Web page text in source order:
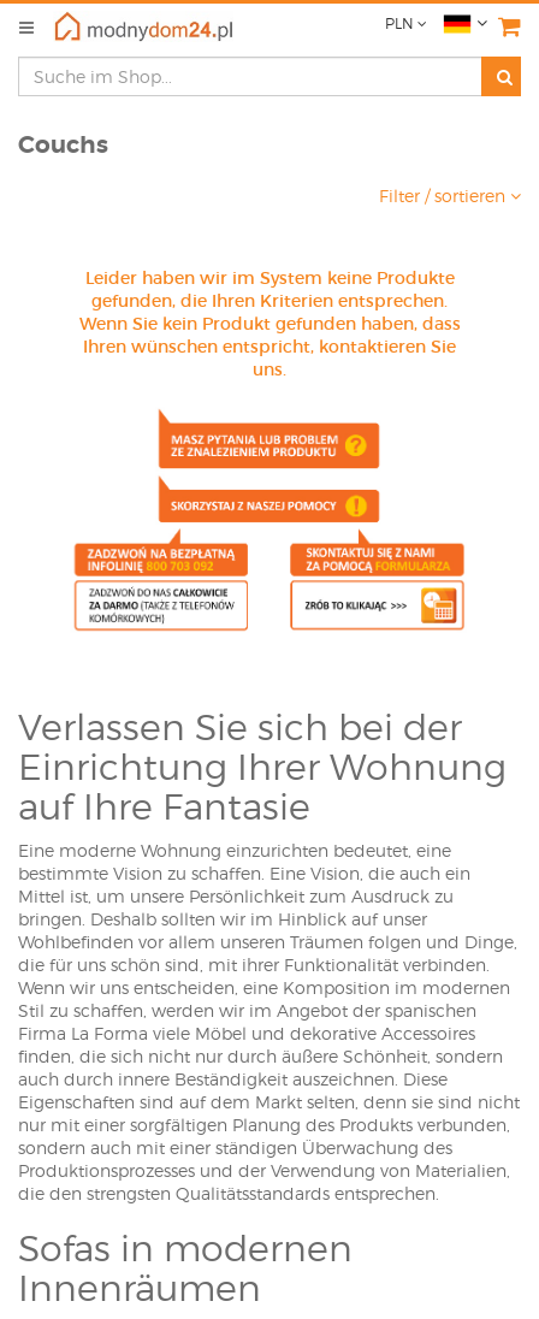
PLN
Couchs
Filter / sortieren
Leider haben wir im System keine Produkte
gefunden, die Ihren Kriterien entsprechen.
Wenn Sie kein Produkt gefunden haben, dass
Ihren wünschen entspricht, kontaktieren Sie
uns.
Verlassen Sie sich bei der
Einrichtung Ihrer Wohnung
auf Ihre Fantasie
Eine moderne Wohnung einzurichten bedeutet, eine
bestimmte Vision zu schaffen. Eine Vision, die auch ein
Mittel ist, um unsere Persönlichkeit zum Ausdruck zu
bringen. Deshalb sollten wir im Hinblick auf unser
Wohlbefinden vor allem unseren Träumen folgen und Dinge,
die für uns schön sind, mit ihrer Funktionalität verbinden.
Wenn wir uns entscheiden, eine Komposition im modernen
Stil zu schaffen, werden wir im Angebot der spanischen
Firma La Forma viele Möbel und dekorative Accessoires
finden, die sich nicht nur durch äußere Schönheit, sondern
auch durch innere Beständigkeit auszeichnen. Diese
Eigenschaften sind auf dem Markt selten, denn sie sind nicht
nur mit einer sorgfältigen Planung des Produkts verbunden,
sondern auch mit einer ständigen Überwachung des
Produktionsprozesses und der Verwendung von Materialien,
die den strengsten Qualitätsstandards entsprechen.
Sofas in modernen
Innenräumen